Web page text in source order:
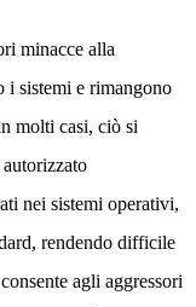
minacce alla
i sistemi e rimangono
molti casi, ciò si
nei sistemi operativi,
rendendo difficile
agli aggressori